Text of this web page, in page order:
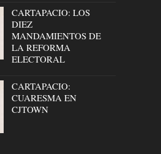
CARTAPACIO: LOS
DIEZ
MANDAMIENTOS DE
LA REFORMA
ELECTORAL
CARTAPACIO:
CUARESMA EN
CJTOWN